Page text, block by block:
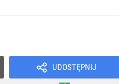
UDOSTĘPNIJ